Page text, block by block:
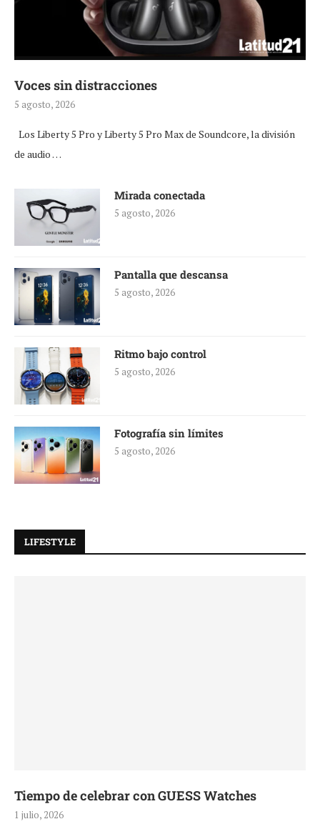
Voces sin distracciones
5 agosto, 2026
Los Liberty 5 Pro y Liberty 5 Pro Max de Soundcore, la división
de audio …
Mirada conectada
5 agosto, 2026
Pantalla que descansa
5 agosto, 2026
Ritmo bajo control
5 agosto, 2026
Fotografía sin límites
5 agosto, 2026
LIFESTYLE
Watches Pasarela sobre